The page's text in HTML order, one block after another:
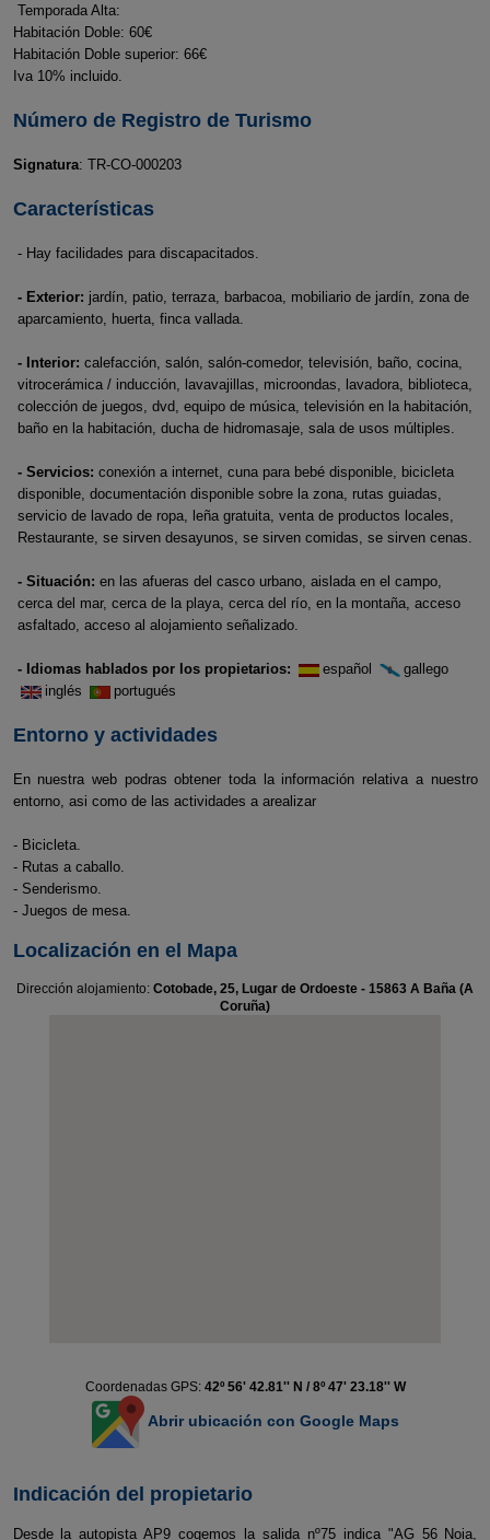
Temporada Alta:
Habitación Doble: 60€
Habitación Doble superior: 66€
Iva 10% incluido.
Número de Registro de Turismo
Signatura: TR-CO-000203
Características
- Hay facilidades para discapacitados.
- Exterior: jardín, patio, terraza, barbacoa, mobiliario de jardín, zona de
aparcamiento, huerta, finca vallada.
- Interior: calefacción, salón, salón-comedor, televisión, baño, cocina,
vitrocerámica / inducción, lavavajillas, microondas, lavadora, biblioteca,
colección de juegos, dvd, equipo de música, televisión en la habitación,
baño en la habitación, ducha de hidromasaje, sala de usos múltiples.
- Servicios: conexión a internet, cuna para bebé disponible, bicicleta
disponible, documentación disponible sobre la zona, rutas guiadas,
servicio de lavado de ropa, leña gratuita, venta de productos locales,
Restaurante, se sirven desayunos, se sirven comidas, se sirven cenas.
- Situación: en las afueras del casco urbano, aislada en el campo,
cerca del mar, cerca de la playa, cerca del río, en la montaña, acceso
asfaltado, acceso al alojamiento señalizado.
- Idiomas hablados por los propietarios: español
gallego
inglés
portugués
Entorno y actividades
En nuestra web podras obtener toda la información relativa a nuestro
entorno, asi como de las actividades a arealizar
- Bicicleta.
- Rutas a caballo.
- Senderismo.
- Juegos de mesa.
Localización en el Mapa
Dirección alojamiento: Cotobade, 25, Lugar de Ordoeste - 15863 A Baña (A
Coruña)
Coordenadas GPS: 42º 56' 42.81'' N / 8º 47' 23.18'' W
Abrir ubicación con Google Maps
Indicación del propietario
Desde la autopista AP9 cogemos la salida nº75 indica "AG 56 Noia,